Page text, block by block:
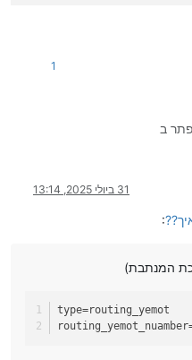
1
ב
31 ביולי 2025, 13:14
:
המנתבת)
type=routing_yemot
routing_yemot_nuamber